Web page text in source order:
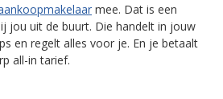
mee. Dat is een
jou uit de buurt. Die handelt in jouw
en regelt alles voor je. En je betaalt
all-in tarief.